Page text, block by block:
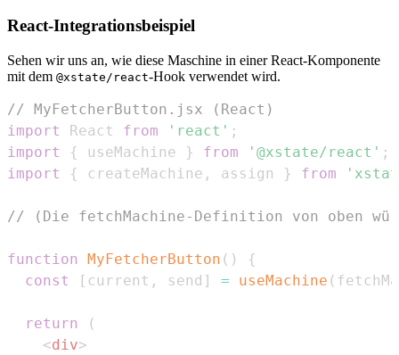
React-Integrationsbeispiel
Sehen wir uns an, wie diese Maschine in einer React-Komponente
mit dem @xstate/react-Hook verwendet wird.
// MyFetcherButton.jsx (React)
import
React from 'react' ;
import
{ useMachine } from '@xstate/react' ;
import
{ createMachine , assign } from
// (Die fetchMachine-Definition von oben
function MyFetcherButton ( )
{
const
[ current , send ] = useMachine (
return
(
<div>